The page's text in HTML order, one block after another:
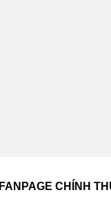
FANPAGE CHÍNH